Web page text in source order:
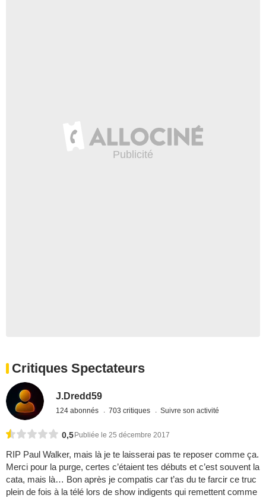
Critiques Spectateurs
J.Dredd59
124 abonnés 703 critiques Suivre son activité
0,5 Publiée le 25 décembre 2017
RIP Paul Walker, mais là je te laisserai pas te reposer comme ça.
Merci pour la purge, certes c’étaient tes débuts et c’est souvent la
cata, mais là… Bon après je compatis car t’as du te farcir ce truc
plein de fois à la télé lors de show indigents qui remettent comme